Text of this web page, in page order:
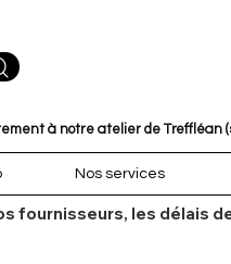
à notre atelier de Treffléan
Nos services
fournisseurs, les délais